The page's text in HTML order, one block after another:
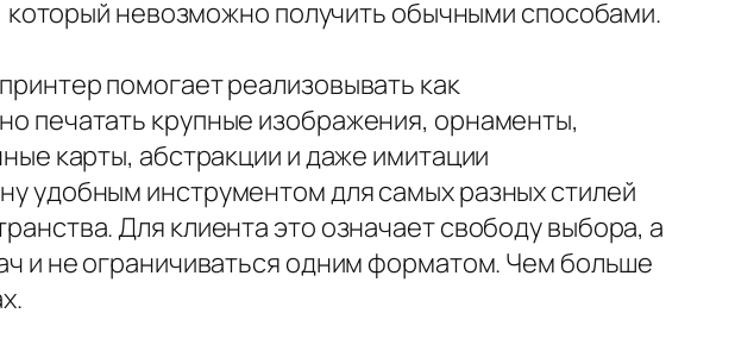
который невозможно получить обычными способами.
помогает реализовывать как
печатать крупные изображения, орнаменты,
карты, абстракции и даже имитации
удобным инструментом для самых разных стилей
Для клиента это означает свободу выбора, а
и не ограничиваться одним форматом. Чем больше